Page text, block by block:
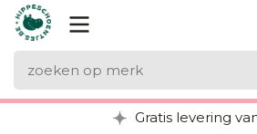
Gratis levering